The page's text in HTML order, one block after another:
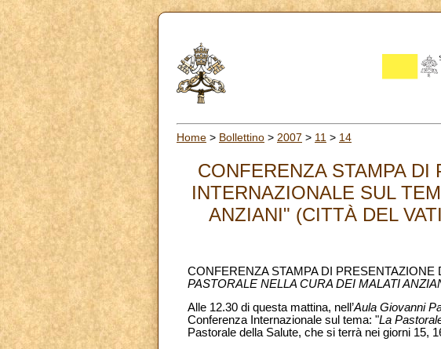
Home > Bollettino > 2007 > 11 > 14
CONFERENZA STAMPA
INTERNAZIONALE SUL
ANZIANI" (CITTÀ DEL
CONFERENZA STAMPA DI
PASTORALE NELLA CURA DEI MALATI
Alle 12.30 di questa mattina, nell’Aula Giovanni
Conferenza Internazionale sul tema: "La
Pastorale della Salute, che si terrà nei giorni 15,